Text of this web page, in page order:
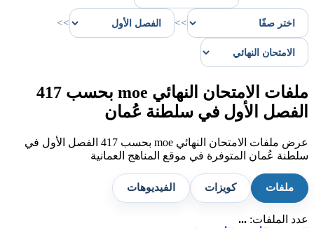
>>
>>
ملفات الامتحان النهائي moe بحسب 417
الفصل الأول في سلطنة عُمان
عرض ملفات الامتحان النهائي moe بحسب 417 الفصل الأول في
سلطنة عُمان المتوفرة في موقع المناهج العمانية
ملفات كويزات الفيديوهات
عدد الملفات: ...